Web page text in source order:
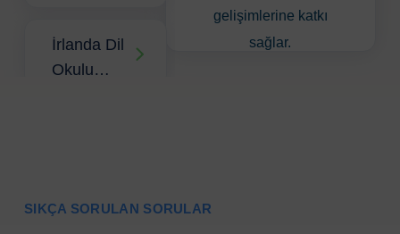
Süreci
İrlanda Dil
Okulu
İrlanda'da
gelişimlerine katkı
sağlar.
ilerletebilirler. İrlanda dil
SIKÇA SORULAN SORULAR